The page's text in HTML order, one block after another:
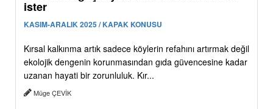
ister
KASIM-ARALIK 2025 / KAPAK KONUSU
Kırsal kalkınma artık sadece köylerin refahını artırmak değil
ekolojik dengenin korunmasından gıda güvencesine kadar
uzanan hayati bir zorunluluk. Kır...
Müge ÇEVİK